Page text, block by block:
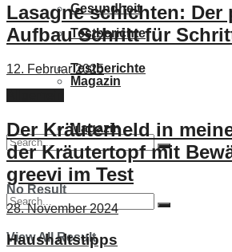
Gesundheit
Testberichte
Magazin
Testberichte
Magazin
No Result
View All Result
Lasagne schichten: Der
Aufbau Schritt für
12. Februar 2025
Der Kräuterheld in
der Kräutertopf mit
greevi im Test
28. November 2024
Haushaltstipps